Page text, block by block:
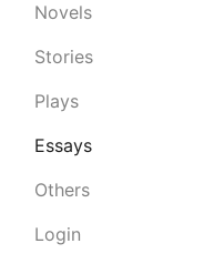
Novels
Stories
Plays
Essays
Others
Login